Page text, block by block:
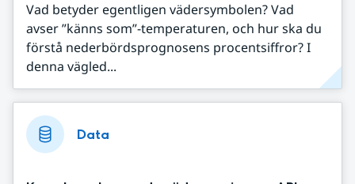
Vad betyder egentligen vädersymbolen? Vad
avser ”känns som”-temperaturen, och hur ska du
förstå nederbördsprognosens procentsiffror? I
denna vägled...
Data